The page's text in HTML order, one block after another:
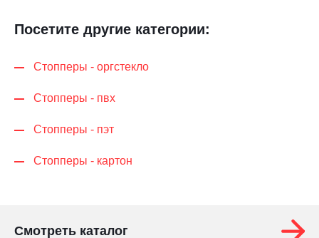
Посетите другие категории:
Стопперы - оргстекло
Стопперы - пвх
Стопперы - пэт
Стопперы - картон
Смотреть каталог